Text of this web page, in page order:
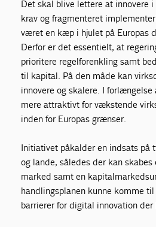
Det skal blive lettere at innovere i
krav og fragmenteret
været en kæp i hjulet på Europas
Derfor er det essentielt, at
prioritere regelforenkling samt
til kapital. På den måde kan
innovere og skalere. I
mere attraktivt for vækstende
inden for Europas grænser.
Initiativet påkalder en indsats på
og lande, således der kan
marked samt en
handlingsplanen kunne komme
barrierer for digital innovation der